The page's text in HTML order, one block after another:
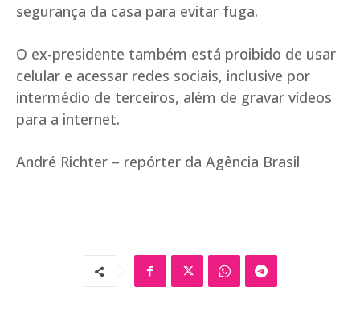
segurança da casa para evitar fuga.
O ex-presidente também está proibido de usar
celular e acessar redes sociais, inclusive por
intermédio de terceiros, além de gravar vídeos
para a internet.
André Richter – repórter da Agência Brasil